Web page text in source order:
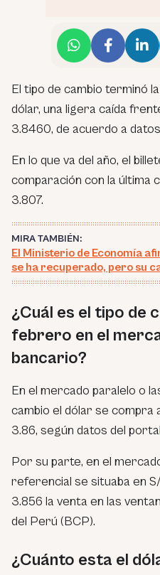
El tipo de cambio terminó
dólar, una ligera caída
3.8460, de acuerdo a
En lo que va del año, el
comparación con la última
3.807.
MIRA TAMBIÉN:
El Ministerio de Economía
se ha recuperado, pero su
¿Cuál es el tipo de
febrero en el
bancario?
En el mercado paralelo o
cambio el dólar se compra
3.86, según datos del portal
Por su parte, en el
referencial se situaba en
3.856 la venta en las
del Perú (BCP).
¿Cuánto esta el